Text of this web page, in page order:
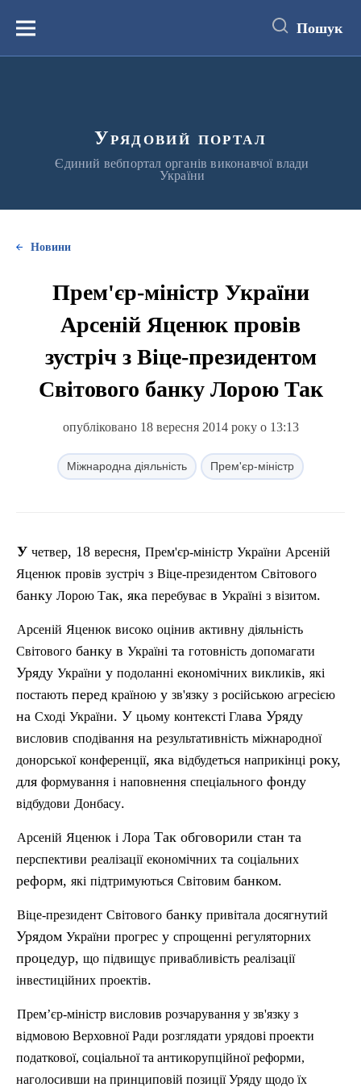
вмістуМеню Пошук
Урядовий портал
Єдиний вебпортал органів виконавчої влади
України
Новини
Прем'єр-міністр України
Арсеній Яценюк провів
зустріч з Віце-президентом
Світового банку Лорою Так
опубліковано 18 вересня 2014 року о 13:13
Міжнародна діяльність Прем'єр-міністр
четвер, 18 вересня, Прем'єр-міністр України Арсеній
Яценюк провів зустріч з Віце-президентом Світового
банку Лорою Так, яка перебуває в Україні з візитом.
Арсеній Яценюк високо оцінив активну діяльність
Світового банку в Україні та готовність допомагати
Уряду України у подоланні економічних викликів, які
постають перед країною у зв'язку з російською агресією
на Сході України. У цьому контексті Глава Уряду
висловив сподівання на результативність міжнародної
донорської конференції, яка відбудеться наприкінці року,
для формування і наповнення спеціального фонду
відбудови Донбасу.
Арсеній Яценюк і Лора Так обговорили стан та
перспективи реалізації економічних та соціальних
реформ, які підтримуються Світовим банком.
Віце-президент Світового банку привітала досягнутий
Урядом України прогрес у спрощенні регуляторних
процедур, що підвищує привабливість реалізації
інвестиційних проектів.
Прем’єр-міністр висловив розчарування у зв'язку з
відмовою Верховної Ради розглядати урядові проекти
податкової, соціальної та антикорупційної реформи,
наголосивши на принциповій позиції Уряду щодо їх